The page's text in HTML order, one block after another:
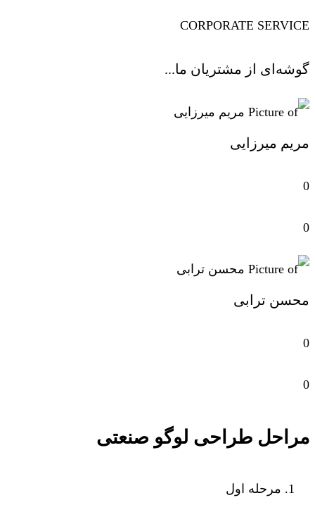
CORPORATE SERVICE
گوشه‌ای از مشتریان ما...
مریم میرزایی
0
0
محسن ترابی
0
0
مراحل طراحی لوگو صنعتی
مرحله اول